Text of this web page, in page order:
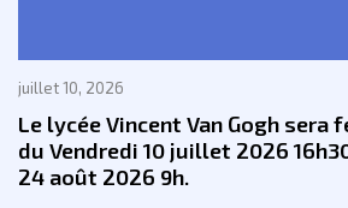
juillet 10, 2026
Le lycée Vincent Van Gogh sera
du Vendredi 10 juillet 2026
24 août 2026 9h.